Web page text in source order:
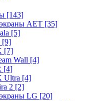
[143]
AET [35]
[5]
[9]
[7]
Wall [4]
[4]
Ultra [4]
2 [2]
LG [20]